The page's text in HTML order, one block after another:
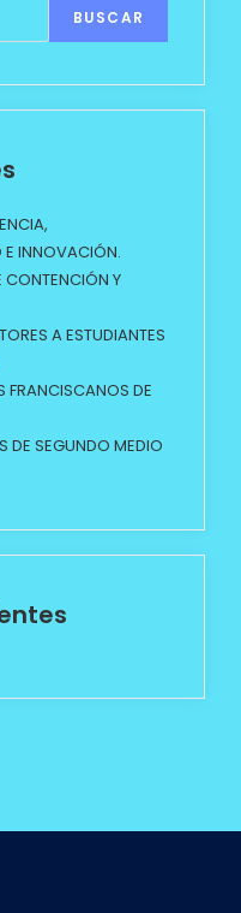
BUSCAR
INNOVACIÓN.
CONTENCIÓN Y
A ESTUDIANTES
DE
DE SEGUNDO MEDIO